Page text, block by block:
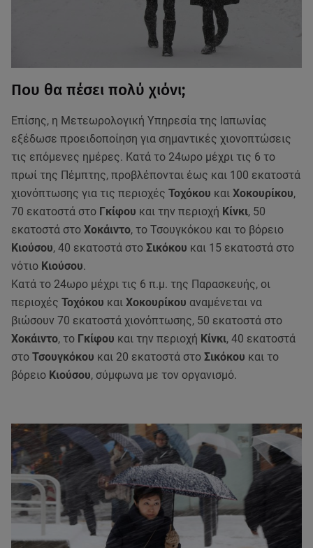
Που θα πέσει πολύ χιόνι;
Επίσης, η Μετεωρολογική Υπηρεσία της Ιαπωνίας
εξέδωσε προειδοποίηση για σημαντικές χιονοπτώσεις
τις επόμενες ημέρες. Κατά το 24ωρο μέχρι τις 6 το
πρωί της Πέμπτης, προβλέπονται έως και 100 εκατοστά
χιονόπτωσης για τις περιοχές Τοχόκου και Χοκουρίκου,
70 εκατοστά στο Γκίφου και την περιοχή Κίνκι, 50
εκατοστά στο Χοκάιντο, το Τσουγκόκου και το βόρειο
Κιούσου, 40 εκατοστά στο Σικόκου και 15 εκατοστά στο
νότιο Κιούσου.
Κατά το 24ωρο μέχρι τις 6 π.μ. της Παρασκευής, οι
περιοχές Τοχόκου και Χοκουρίκου αναμένεται να
βιώσουν 70 εκατοστά χιονόπτωσης, 50 εκατοστά στο
Χοκάιντο, το Γκίφου και την περιοχή Κίνκι, 40 εκατοστά
στο Τσουγκόκου και 20 εκατοστά στο Σικόκου και το
βόρειο Κιούσου, σύμφωνα με τον οργανισμό.